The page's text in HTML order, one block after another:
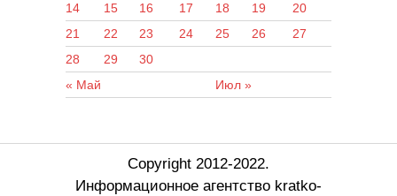
« Май Июл »
14
15 16 17 18 19
20
21
22 23 24 25 26
27
28
29 30
Copyright 2012-2022.
Информационное агентство kratko-